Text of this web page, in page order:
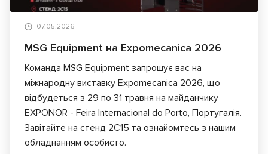
07.05.2026
MSG Equipment на Expomecanica 2026
Команда MSG Equipment запрошує вас на
міжнародну виставку Expomecanica 2026, що
відбудеться з 29 по 31 травня на майданчику
EXPONOR - Feira Internacional do Porto, Португалія.
Завітайте на стенд 2C15 та ознайомтесь з нашим
обладнанням особисто.